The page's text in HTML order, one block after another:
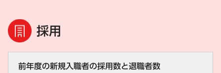
採用
前年度の新規入職者の採用数と退職者数